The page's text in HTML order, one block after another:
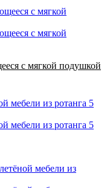
с мягкой подушкой